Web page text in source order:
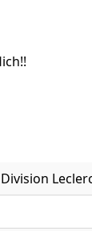
Division